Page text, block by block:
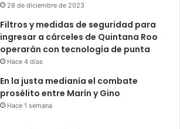
28 de diciembre de 2023
Filtros y medidas de seguridad para
ingresar a cárceles de Quintana Roo
operarán con tecnología de punta
Hace 4 días
En la justa medianía el combate
prosélito entre Marín y Gino
Hace 1 semana